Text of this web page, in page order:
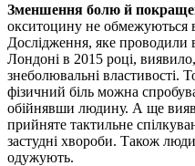
Зменшення болю й
окситоцину не обмежуються
Дослідження, яке проводили
Лондоні в 2015 році,
знеболювальні
фізичний біль можна
обійнявши людину. А ще
прийняте тактильне
застудні хвороби. Також
одужують.